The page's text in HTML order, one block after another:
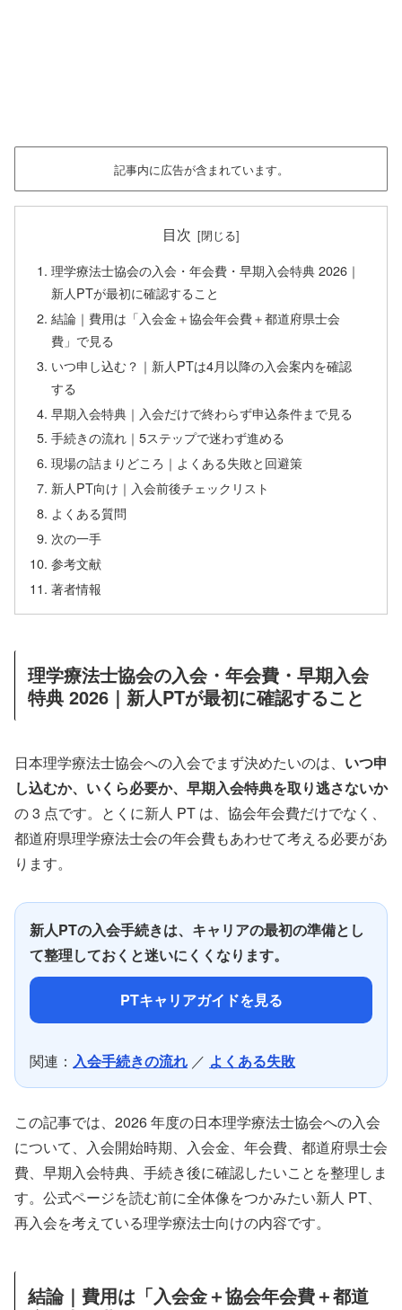
記事内に広告が含まれています。
目次
理学療法士協会の入会・年会費・早期入会特典 2026｜
新人PTが最初に確認すること
結論｜費用は「入会金＋協会年会費＋都道府県士会
費」で見る
いつ申し込む？｜新人PTは4月以降の入会案内を確認
する
早期入会特典｜入会だけで終わらず申込条件まで見る
手続きの流れ｜5ステップで迷わず進める
現場の詰まりどころ｜よくある失敗と回避策
新人PT向け｜入会前後チェックリスト
よくある質問
次の一手
参考文献
著者情報
理学療法士協会の入会・年会費・早期入会
特典 2026｜新人PTが最初に確認すること
日本理学療法士協会への入会でまず決めたいのは、 いつ申
し込むか、いくら必要か、早期入会特典を取り逃さないか
の 3 点です。とくに新人 PT は、協会年会費だけでなく、
都道府県理学療法士会の年会費もあわせて考える必要があ
ります。
新人PTの入会手続きは、キャリアの最初の準備とし
て整理しておくと迷いにくくなります。
PTキャリアガイドを見る
関連： 入会手続きの流れ ／ よくある失敗
この記事では、2026 年度の日本理学療法士協会への入会
について、入会開始時期、入会金、年会費、都道府県士会
費、早期入会特典、手続き後に確認したいことを整理しま
す。公式ページを読む前に全体像をつかみたい新人 PT、
再入会を考えている理学療法士向けの内容です。
結論｜費用は「入会金＋協会年会費＋都道